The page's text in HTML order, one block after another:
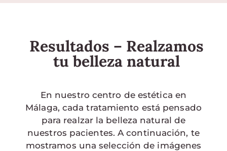
Resultados – Realzamos
tu belleza natural
En nuestro centro de estética en
Málaga, cada tratamiento está pensado
para realzar la belleza natural de
nuestros pacientes. A continuación, te
mostramos una selección de imágenes